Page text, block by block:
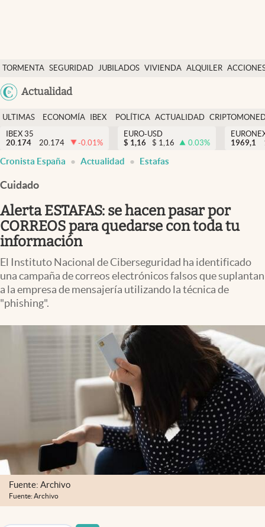
TORMENTA SEGURIDAD JUBILADOS VIVIENDA ALQUILER
USA
Actualidad
Economía y finanzas
Política
Actualidad
Criptomonedas
España
ULTIMAS
NOTICIAS
ECONOMÍA
FINANZAS
IBEX
EURO
POLÍTICA ACTUALIDAD
IBEX 35
20.174
20.174 -0.01%
EURO-USD
$ 1,16 $ 1,16 0.03%
1969,1
Cronista España Actualidad Estafas
Cuidado
Alerta ESTAFAS: se hacen pasar por
CORREOS para quedarse con toda tu
información
El Instituto Nacional de Ciberseguridad ha identificado
una campaña de correos electrónicos falsos que suplantan
a la empresa de mensajería utilizando la técnica de
"phishing".
Fuente: Archivo
Fuente: Archivo